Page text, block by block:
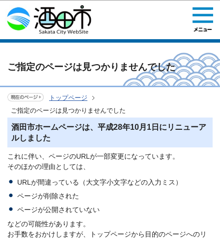
このページの本文へ移動
ご指定のページは見つかりませんでした
トップページ
ご指定のページは見つかりませんでした
酒田市ホームページは、平成28年10月1日にリニューア
ルしました
これに伴い、ページのURLが一部変更になっています。
そのほかの理由としては、
URLが間違っている（大文字小文字などの入力ミス）
ページが削除された
ページが公開されていない
などの可能性があります。
お手数をおかけしますが、トップページから目的のページへのリ